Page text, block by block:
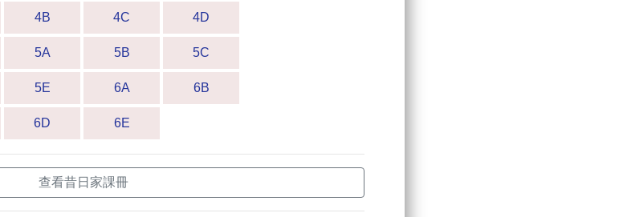
4B 4C 4D
5A 5B 5C
5E 6A 6B
6D 6E
查看昔日家課冊